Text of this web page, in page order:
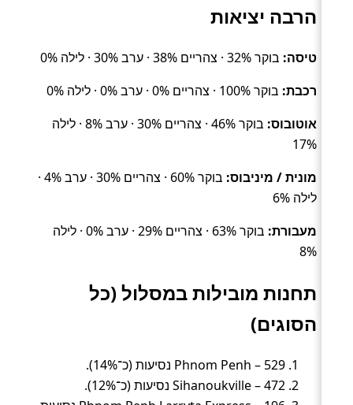
הרבה יציאות
טיסה: בוקר 32% · צהריים 38% · ערב 30% · לילה 0%
רכבת: בוקר 100% · צהריים 0% · ערב 0% · לילה 0%
אוטובוס:
בוקר 46% · צהריים 30% · ערב 8% · לילה
17%
מונית / מיניבוס:
בוקר 60% · צהריים 30% · ערב 4% ·
לילה 6%
מעבורת:
בוקר 63% · צהריים 29% · ערב 0% · לילה
8%
תחנות מובילות במסלול (כל
הסוגים)
Phnom Penh – 529 נסיעות (כ־14%).
Sihanoukville – 472 נסיעות (כ־12%).